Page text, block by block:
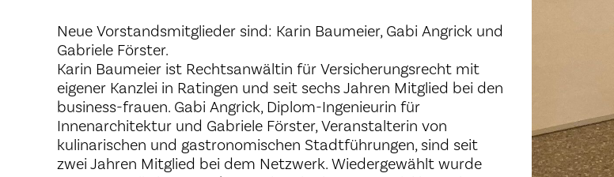
Neue Vorstandsmitglieder sind: Karin Baumeier, Gabi Angrick und
Gabriele Förster.
Karin Baumeier ist Rechtsanwältin für Versicherungsrecht mit
eigener Kanzlei in Ratingen und seit sechs Jahren Mitglied bei den
business-frauen. Gabi Angrick, Diplom-Ingenieurin für
Innenarchitektur und Gabriele Förster, Veranstalterin von
kulinarischen und gastronomischen Stadtführungen, sind seit
zwei Jahren Mitglied bei dem Netzwerk. Wiedergewählt wurde